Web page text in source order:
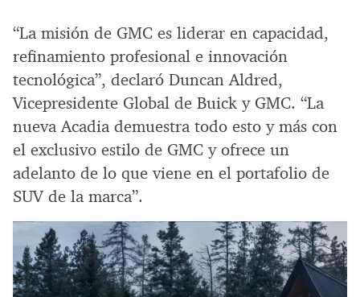
“La misión de GMC es liderar en capacidad,
refinamiento profesional e innovación
tecnológica”, declaró Duncan Aldred,
Vicepresidente Global de Buick y GMC. “La
nueva Acadia demuestra todo esto y más con
el exclusivo estilo de GMC y ofrece un
adelanto de lo que viene en el portafolio de
SUV de la marca”.